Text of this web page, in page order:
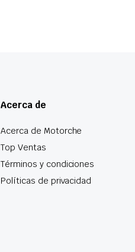
Acerca de
Acerca de Motorche
Top Ventas
Términos y condiciones
Políticas de privacidad